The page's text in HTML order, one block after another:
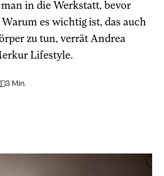
in die Werkstatt, bevor
es wichtig ist, das auch
zu tun, verrät Andrea
Lifestyle.
3 Min.